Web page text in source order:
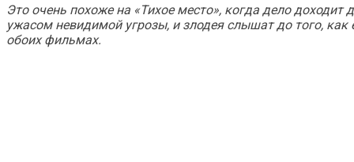
Это очень похоже на «Тихое место», когда дело доходит
ужасом невидимой угрозы, и злодея слышат до того, как
обоих фильмах.